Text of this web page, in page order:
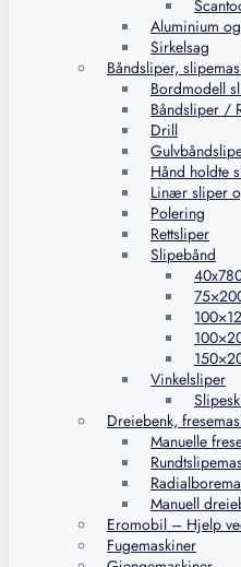
Aluminium
Sirkelsag
Båndsliper,
Bordmodell
Båndsliper /
Drill
Hånd holdte
Linær sliper
Polering
Rettsliper
Slipebånd
Vinkelsliper
Dreiebenk,
Manuelle
Manuell
Eromobil – Hjelp
Fugemaskiner